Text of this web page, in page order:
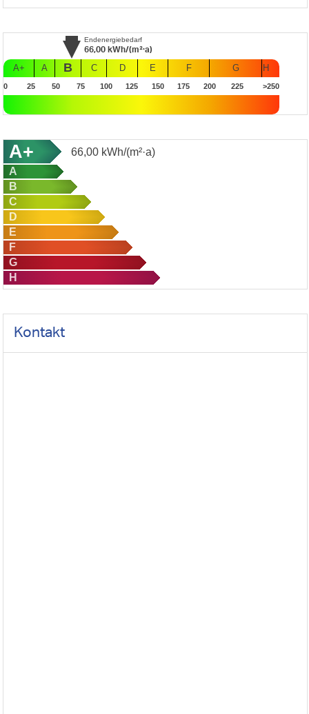
Endenergiebedarf
66,00 kWh/(m²·a)
A+ A B C D E F G H
0 25 50 75 100 125 150 175 200 225 >250
A+ 66,00 kWh/(m²·a)
A
B
C
D
E
F
G
H
Kontakt